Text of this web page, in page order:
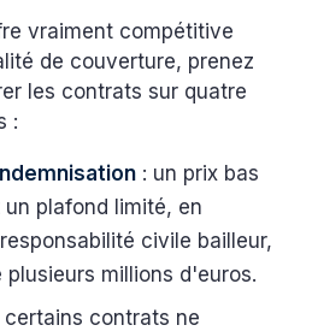
vraiment compétitive
de couverture, prenez
les contrats sur quatre
:
: un prix bas
plafond limité, en
civile bailleur,
millions d'euros.
certains contrats ne